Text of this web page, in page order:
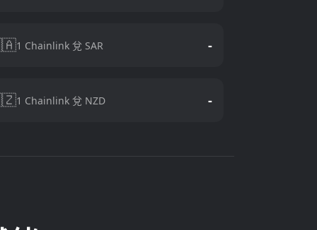
1 Chainlink 兌 SAR -
1 Chainlink 兌 NZD -